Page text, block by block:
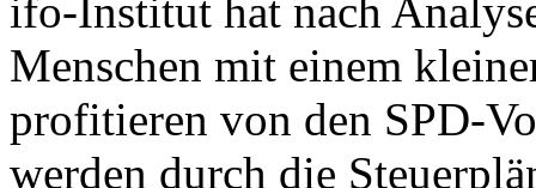
ifo-Institut hat nach
Menschen mit einem
profitieren von den SPD-
werden durch die